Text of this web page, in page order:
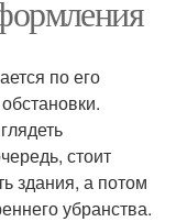
по его
стоит
здания, а потом
убранства.